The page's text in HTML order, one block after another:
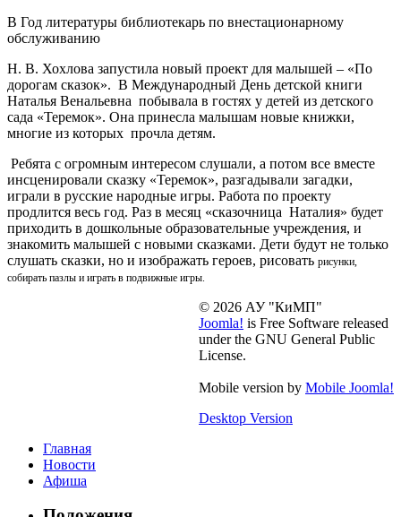
В Год литературы библиотекарь по внестационарному
обслуживанию
Н. В. Хохлова запустила новый проект для малышей – «По
дорогам сказок». В Международный День детской книги
Наталья Венальевна побывала в гостях у детей из детского
сада «Теремок». Она принесла малышам новые книжки,
многие из которых прочла детям.
Ребята с огромным интересом слушали, а потом все вместе
инсценировали сказку «Теремок», разгадывали загадки,
играли в русские народные игры. Работа по проекту
продлится весь год. Раз в месяц «сказочница Наталия» будет
приходить в дошкольные образовательные учреждения, и
знакомить малышей с новыми сказками. Дети будут не только
слушать сказки, но и изображать героев, рисовать рисунки,
собирать пазлы и играть в подвижные игры.
© 2026 АУ "КиМП"
Joomla! is Free Software released
under the GNU General Public
License.
Mobile version by Mobile Joomla!
Desktop Version
Главная
Новости
Афиша